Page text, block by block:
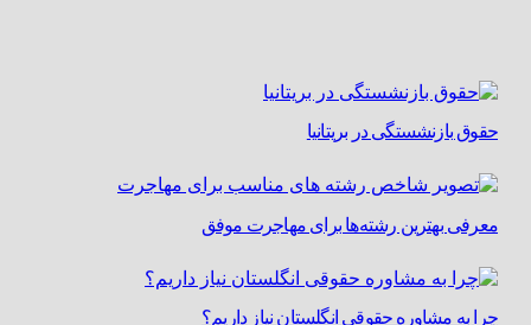
حقوق بازنشستگی در بریتانیا
معرفی بهترین رشته‌ها برای مهاجرت موفق
چرا به مشاوره حقوقی انگلستان نیاز داریم؟